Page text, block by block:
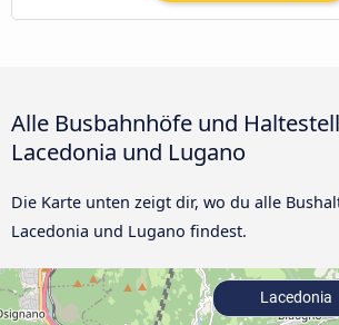
Alle Busbahnhöfe und
Lacedonia und Lugano
Die Karte unten zeigt dir, wo du alle
Lacedonia und Lugano findest.
Lacedonia